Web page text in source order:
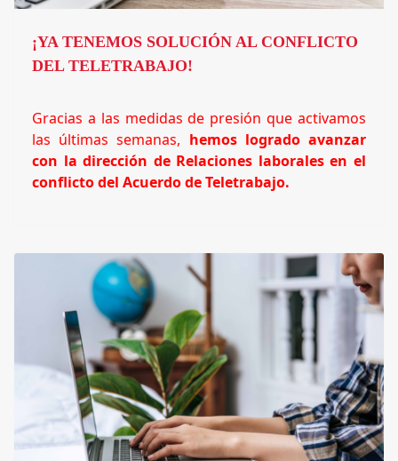
¡YA TENEMOS SOLUCIÓN AL CONFLICTO
DEL TELETRABAJO!
Gracias a las medidas de presión que activamos
las últimas semanas, hemos logrado avanzar
con la dirección de Relaciones laborales en el
conflicto del Acuerdo de Teletrabajo.